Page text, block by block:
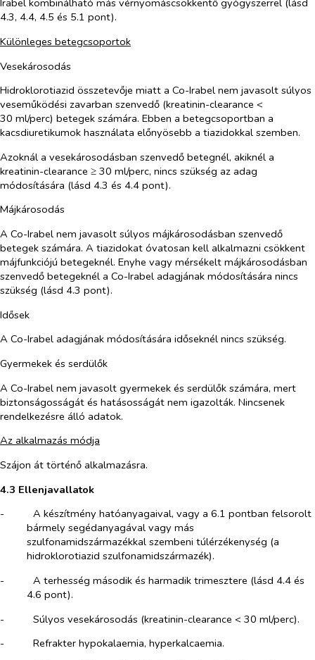
Irabel kombinálható más vérnyomáscsökkentő gyógyszerrel (lásd
4.3, 4.4, 4.5 és 5.1 pont).
Különleges betegcsoportok
Vesekárosodás
Hidroklorotiazid összetevője miatt a Co-Irabel nem javasolt súlyos
veseműködési zavarban szenvedő (kreatinin-clearance <
30 ml/perc) betegek számára. Ebben a betegcsoportban a
kacsdiuretikumok használata előnyösebb a tiazidokkal szemben.
Azoknál a vesekárosodásban szenvedő betegnél, akiknél a
kreatinin-clearance ≥ 30 ml/perc, nincs szükség az adag
módosítására (lásd 4.3 és 4.4 pont).
Májkárosodás
A Co-Irabel nem javasolt súlyos májkárosodásban szenvedő
betegek számára. A tiazidokat óvatosan kell alkalmazni csökkent
májfunkciójú betegeknél. Enyhe vagy mérsékelt májkárosodásban
szenvedő betegeknél a Co-Irabel adagjának módosítására nincs
szükség (lásd 4.3 pont).
Idősek
A Co-Irabel adagjának módosítására időseknél nincs szükség.
Gyermekek és serdülők
A Co-Irabel nem javasolt gyermekek és serdülők számára, mert
biztonságosságát és hatásosságát nem igazolták. Nincsenek
rendelkezésre álló adatok.
Az alkalmazás módja
Szájon át történő alkalmazásra.
4.3 Ellenjavallatok
-​
A készítmény hatóanyagaival, vagy a 6.1 pontban felsorolt
bármely segédanyagával vagy más
szulfonamidszármazékkal szembeni túlérzékenység (a
hidroklorotiazid szulfonamidszármazék).
-​
A terhesség második és harmadik trimesztere (lásd 4.4 és
4.6 pont).
-​
Súlyos vesekárosodás (kreatinin-clearance < 30 ml/perc).
-​
Refrakter hypokalaemia, hyperkalcaemia.